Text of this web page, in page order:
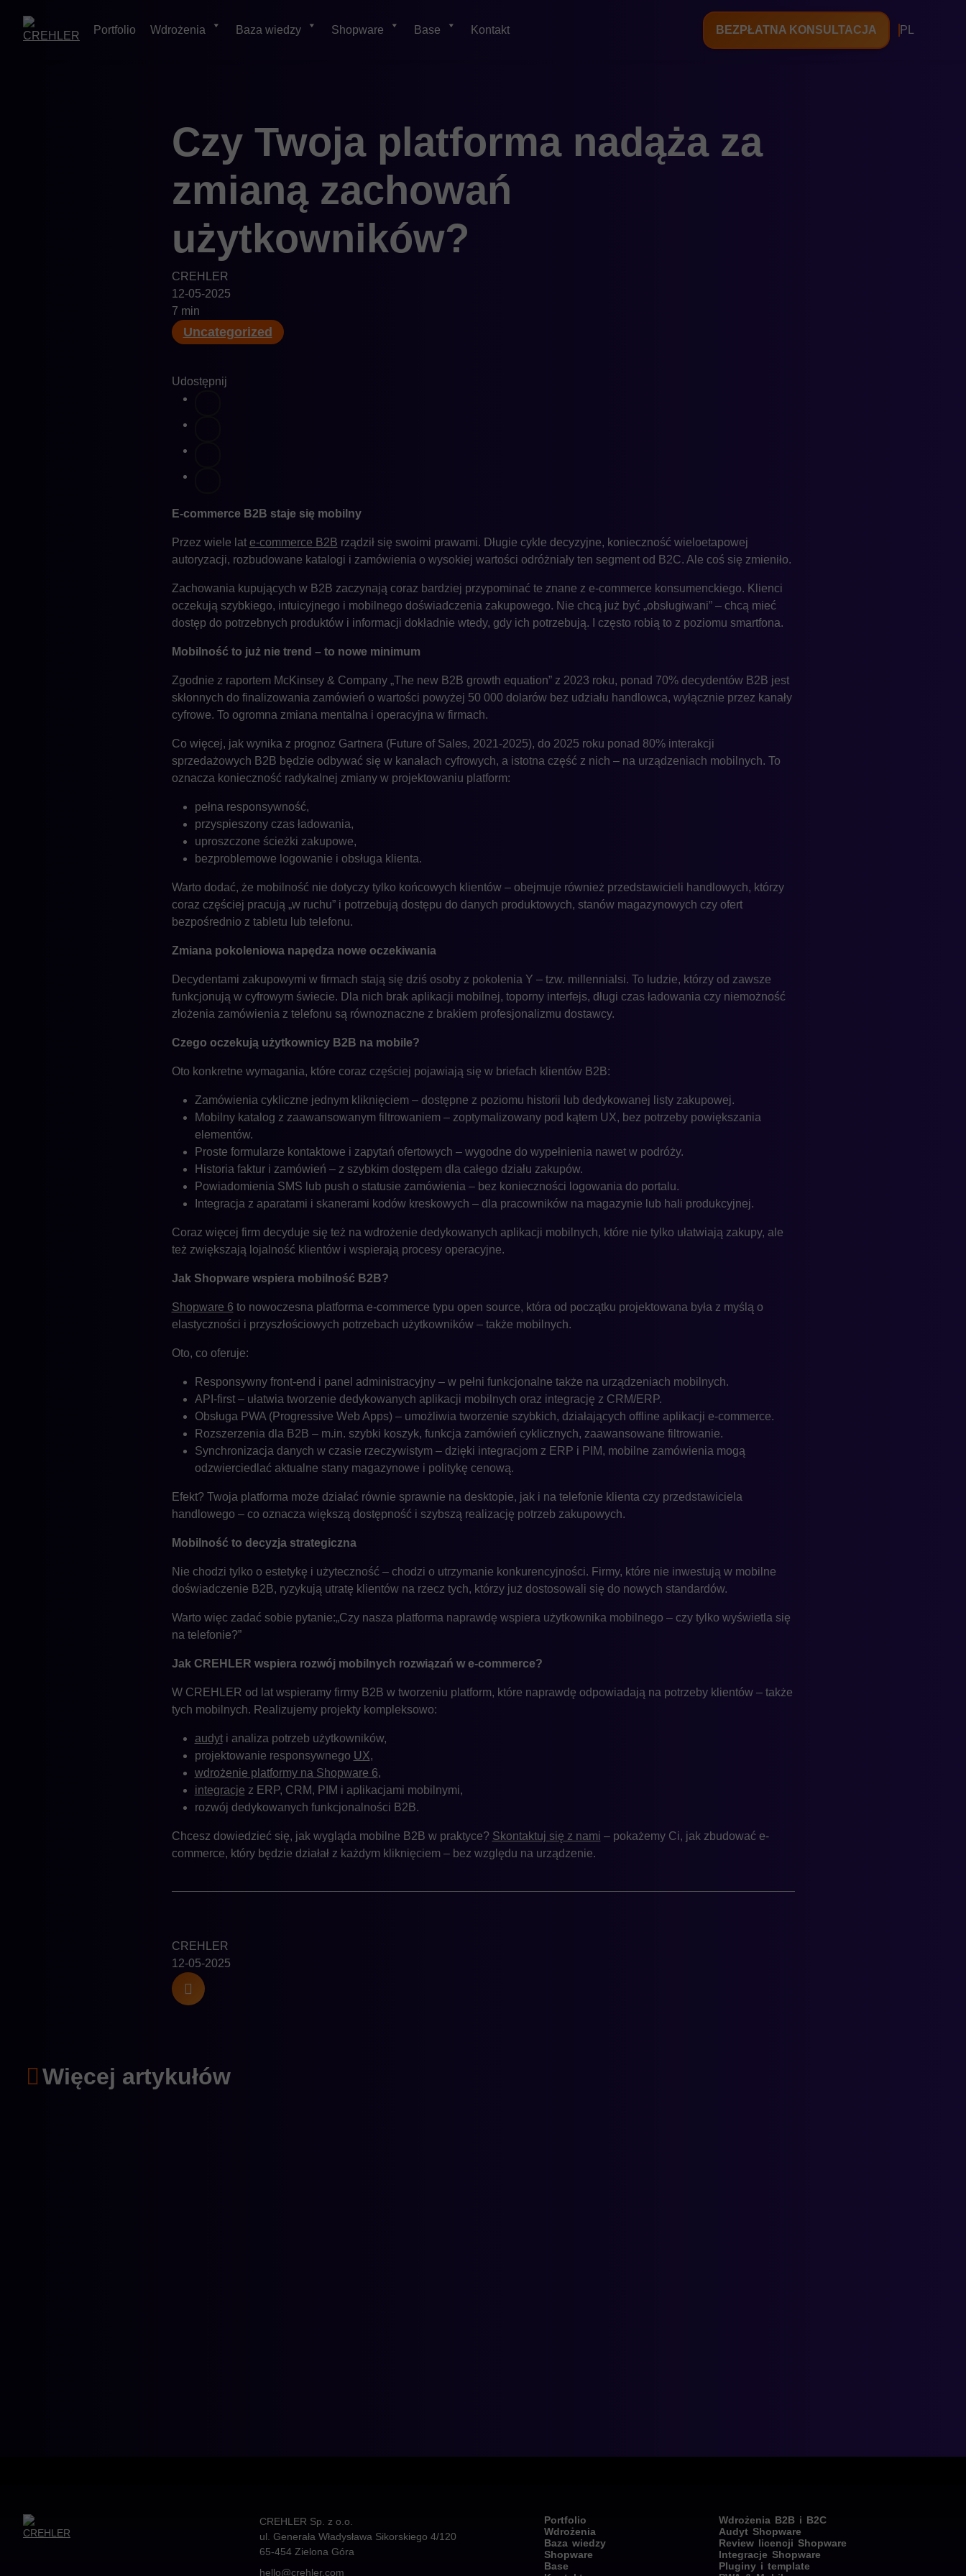
PL
Portfolio Wdrożenia Baza wiedzy Shopware Base Kontakt BEZPŁATNA KONSULTACJA
Czy Twoja platforma nadąża za
zmianą zachowań
użytkowników?
CREHLER
12-05-2025
7 min
Uncategorized
Udostępnij
E-commerce B2B staje się mobilny
Przez wiele lat e-commerce B2B rządził się swoimi prawami. Długie cykle decyzyjne, konieczność wieloetapowej
autoryzacji, rozbudowane katalogi i zamówienia o wysokiej wartości odróżniały ten segment od B2C. Ale coś się zmieniło.
Zachowania kupujących w B2B zaczynają coraz bardziej przypominać te znane z e-commerce konsumenckiego. Klienci
oczekują szybkiego, intuicyjnego i mobilnego doświadczenia zakupowego. Nie chcą już być „obsługiwani” – chcą mieć
dostęp do potrzebnych produktów i informacji dokładnie wtedy, gdy ich potrzebują. I często robią to z poziomu smartfona.
Mobilność to już nie trend – to nowe minimum
Zgodnie z raportem McKinsey & Company „The new B2B growth equation” z 2023 roku, ponad 70% decydentów B2B jest
skłonnych do finalizowania zamówień o wartości powyżej 50 000 dolarów bez udziału handlowca, wyłącznie przez kanały
cyfrowe. To ogromna zmiana mentalna i operacyjna w firmach.
Co więcej, jak wynika z prognoz Gartnera (Future of Sales, 2021-2025), do 2025 roku ponad 80% interakcji
sprzedażowych B2B będzie odbywać się w kanałach cyfrowych, a istotna część z nich – na urządzeniach mobilnych. To
oznacza konieczność radykalnej zmiany w projektowaniu platform:
pełna responsywność,
przyspieszony czas ładowania,
uproszczone ścieżki zakupowe,
bezproblemowe logowanie i obsługa klienta.
Warto dodać, że mobilność nie dotyczy tylko końcowych klientów – obejmuje również przedstawicieli handlowych, którzy
coraz częściej pracują „w ruchu” i potrzebują dostępu do danych produktowych, stanów magazynowych czy ofert
bezpośrednio z tabletu lub telefonu.
Zmiana pokoleniowa napędza nowe oczekiwania
Decydentami zakupowymi w firmach stają się dziś osoby z pokolenia Y – tzw. millennialsi. To ludzie, którzy od zawsze
funkcjonują w cyfrowym świecie. Dla nich brak aplikacji mobilnej, toporny interfejs, długi czas ładowania czy niemożność
złożenia zamówienia z telefonu są równoznaczne z brakiem profesjonalizmu dostawcy.
Czego oczekują użytkownicy B2B na mobile?
Oto konkretne wymagania, które coraz częściej pojawiają się w briefach klientów B2B:
Zamówienia cykliczne jednym kliknięciem – dostępne z poziomu historii lub dedykowanej listy zakupowej.
Mobilny katalog z zaawansowanym filtrowaniem – zoptymalizowany pod kątem UX, bez potrzeby powiększania
elementów.
Proste formularze kontaktowe i zapytań ofertowych – wygodne do wypełnienia nawet w podróży.
Historia faktur i zamówień – z szybkim dostępem dla całego działu zakupów.
Powiadomienia SMS lub push o statusie zamówienia – bez konieczności logowania do portalu.
Integracja z aparatami i skanerami kodów kreskowych – dla pracowników na magazynie lub hali produkcyjnej.
Coraz więcej firm decyduje się też na wdrożenie dedykowanych aplikacji mobilnych, które nie tylko ułatwiają zakupy, ale
też zwiększają lojalność klientów i wspierają procesy operacyjne.
Jak Shopware wspiera mobilność B2B?
Shopware 6 to nowoczesna platforma e-commerce typu open source, która od początku projektowana była z myślą o
elastyczności i przyszłościowych potrzebach użytkowników – także mobilnych.
Oto, co oferuje:
Responsywny front-end i panel administracyjny – w pełni funkcjonalne także na urządzeniach mobilnych.
API-first – ułatwia tworzenie dedykowanych aplikacji mobilnych oraz integrację z CRM/ERP.
Obsługa PWA (Progressive Web Apps) – umożliwia tworzenie szybkich, działających offline aplikacji e-commerce.
Rozszerzenia dla B2B – m.in. szybki koszyk, funkcja zamówień cyklicznych, zaawansowane filtrowanie.
Synchronizacja danych w czasie rzeczywistym – dzięki integracjom z ERP i PIM, mobilne zamówienia mogą
odzwierciedlać aktualne stany magazynowe i politykę cenową.
Efekt? Twoja platforma może działać równie sprawnie na desktopie, jak i na telefonie klienta czy przedstawiciela
handlowego – co oznacza większą dostępność i szybszą realizację potrzeb zakupowych.
Mobilność to decyzja strategiczna
Nie chodzi tylko o estetykę i użyteczność – chodzi o utrzymanie konkurencyjności. Firmy, które nie inwestują w mobilne
doświadczenie B2B, ryzykują utratę klientów na rzecz tych, którzy już dostosowali się do nowych standardów.
Warto więc zadać sobie pytanie:„Czy nasza platforma naprawdę wspiera użytkownika mobilnego – czy tylko wyświetla się
na telefonie?”
Jak CREHLER wspiera rozwój mobilnych rozwiązań w e-commerce?
W CREHLER od lat wspieramy firmy B2B w tworzeniu platform, które naprawdę odpowiadają na potrzeby klientów – także
tych mobilnych. Realizujemy projekty kompleksowo:
audyti analiza potrzeb użytkowników,
projektowanie responsywnego UX,
wdrożenie platformy na Shopware 6,
integracje z ERP, CRM, PIM i aplikacjami mobilnymi,
rozwój dedykowanych funkcjonalności B2B.
Chcesz dowiedzieć się, jak wygląda mobilne B2B w praktyce? Skontaktuj się z nami – pokażemy Ci, jak zbudować e-
commerce, który będzie działał z każdym kliknięciem – bez względu na urządzenie.
CREHLER
12-05-2025
Więcej artykułów
CREHLER Sp. z o.o.
ul. Generała Władysława Sikorskiego 4/120
65-454 Zielona Góra
hello@crehler.com
Portfolio
Wdrożenia
Baza wiedzy
Shopware
Base
Wdrożenia B2B i B2C
Audyt Shopware
Review licencji Shopware
Integracje Shopware
Pluginy i template